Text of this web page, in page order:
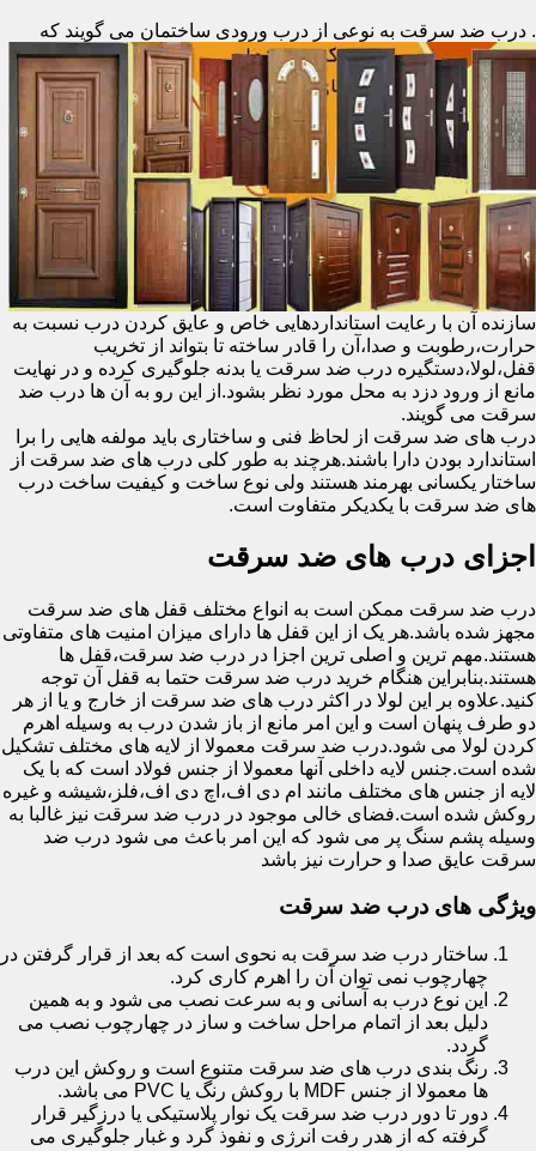
. درب ضد سرقت به نوعی از درب ورودی ساختمان می گویند که
سازنده آن با رعایت استانداردهایی خاص و عایق کردن درب نسبت به
حرارت،رطوبت و صدا،آن را قادر ساخته تا بتواند از تخریب
قفل،لولا،دستگیره درب ضد سرقت یا بدنه جلوگیری کرده و در نهایت
مانع از ورود دزد به محل مورد نظر بشود.از این رو به آن ها درب ضد
سرقت می گویند.
درب های ضد سرقت از لحاظ فنی و ساختاری باید مولفه هایی را برا
استاندارد بودن دارا باشند.هرچند به طور کلی درب های ضد سرقت از
ساختار یکسانی بهرمند هستند ولی نوع ساخت و کیفیت ساخت درب
های ضد سرقت با یکدیکر متفاوت است.
اجزای درب های ضد سرقت
درب ضد سرقت ممکن است به انواع مختلف قفل های ضد سرقت
مجهز شده باشد.هر یک از این قفل ها دارای میزان امنیت های متفاوتی
هستند.مهم ترین و اصلی ترین اجزا در درب ضد سرقت،قفل ها
هستند.بنابراین هنگام خرید درب ضد سرقت حتما به قفل آن توجه
کنید.علاوه بر این لولا در اکثر درب های ضد سرقت از خارج و یا از هر
دو طرف پنهان است و این امر مانع از باز شدن درب به وسیله اهرم
کردن لولا می شود.درب ضد سرقت معمولا از لایه های مختلف تشکیل
شده است.جنس لایه داخلی آنها معمولا از جنس فولاد است که با یک
لایه از جنس های مختلف مانند ام دی اف،اچ دی اف،فلز،شیشه و غیره
روکش شده است.فضای خالی موجود در درب ضد سرقت نیز غالبا به
وسیله پشم سنگ پر می شود که این امر باعث می شود درب ضد
سرقت عایق صدا و حرارت نیز باشد
ویژگی های درب ضد سرقت
ساختار درب ضد سرقت به نحوی است که بعد از قرار گرفتن در
چهارچوب نمی توان آن را اهرم کاری کرد.
این نوع درب به آسانی و به سرعت نصب می شود و به همین
دلیل بعد از اتمام مراحل ساخت و ساز در چهارچوب نصب می
گردد.
رنگ بندی درب های ضد سرقت متنوع است و روکش این درب
ها معمولا از جنس MDF با روکش رنگ یا PVC می باشد.
دور تا دور درب ضد سرقت یک نوار پلاستیکی یا درزگیر قرار
گرفته که از هدر رفت انرژی و نفوذ گرد و غبار جلوگیری می